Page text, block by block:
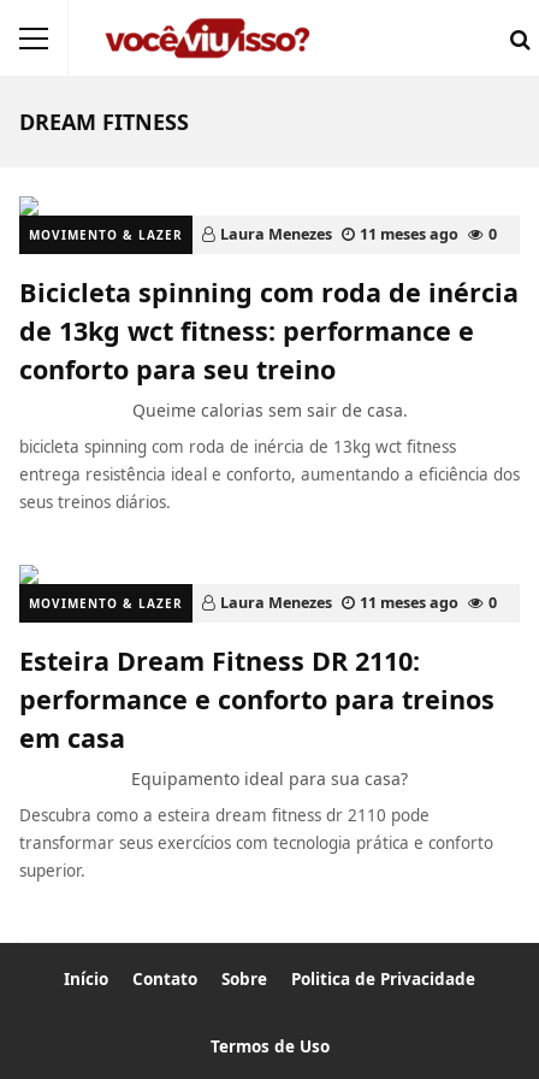
DREAM FITNESS
MOVIMENTO & LAZER Laura Menezes 11 meses ago 0
Bicicleta spinning com roda de inércia
de 13kg wct fitness: performance e
conforto para seu treino
Queime calorias sem sair de casa.
bicicleta spinning com roda de inércia de 13kg wct fitness
entrega resistência ideal e conforto, aumentando a eficiência dos
seus treinos diários.
MOVIMENTO & LAZER Laura Menezes 11 meses ago 0
Esteira Dream Fitness DR 2110:
performance e conforto para treinos
em casa
Equipamento ideal para sua casa?
Descubra como a esteira dream fitness dr 2110 pode
transformar seus exercícios com tecnologia prática e conforto
superior.
Início Contato Sobre Politica de Privacidade
Termos de Uso